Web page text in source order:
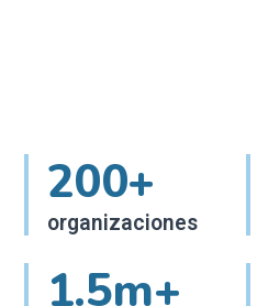
200+
organizaciones
1.5m+